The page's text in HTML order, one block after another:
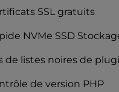
SSL gratuits
NVMe SSD
de listes noires de
de version PHP